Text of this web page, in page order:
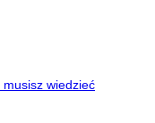
wiedzieć